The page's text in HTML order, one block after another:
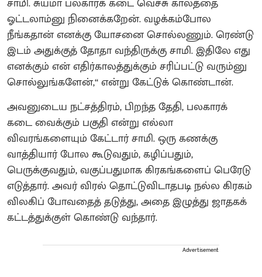
சாமி. சுயமா பலகாரக் கடை வெச்சு காலத்தை
ஓட்டலாம்னு நினைக்கறேன். வழக்கம்போல
நீங்கதான் எனக்கு யோசனை சொல்லணும். ரெண்டு
இடம் அதுக்குத் தோதா வந்திருக்கு சாமி. இதிலே எது
எனக்கும் என் எதிர்காலத்துக்கும் சரிப்பட்டு வரும்னு
சொல்லுங்களேன்,‘‘ என்று கேட்டுக் கொண்டான்.
அவனுடைய நட்சத்திரம், பிறந்த தேதி, பலகாரக்
கடை வைக்கும் பகுதி என்று எல்லா
விவரங்களையும் கேட்டார் சாமி. ஒரு கணக்கு
வாத்தியார் போல கூடுவதும், கழிப்பதும்,
பெருக்குவதும், வகுப்பதுமாக கிரகங்களைப் பெரேடு
எடுத்தார். அவர் விரல் தொட்டுவிடாதபடி நல்ல கிரகம்
விலகிப் போவதைத் தடுத்து, அதை இழுத்து ஜாதகக்
கட்டத்துக்குள் கொண்டு வந்தார்.
Advertisement